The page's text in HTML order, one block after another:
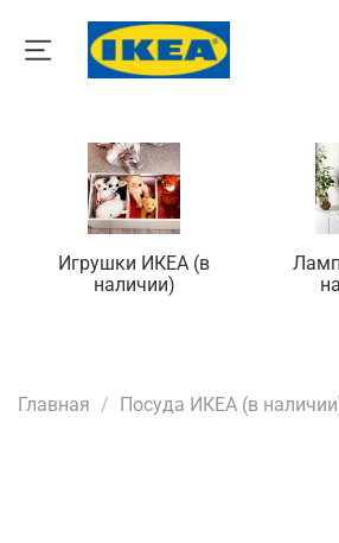
Игрушки ИКЕА (в
наличии)
Главная Посуда ИКЕА (в